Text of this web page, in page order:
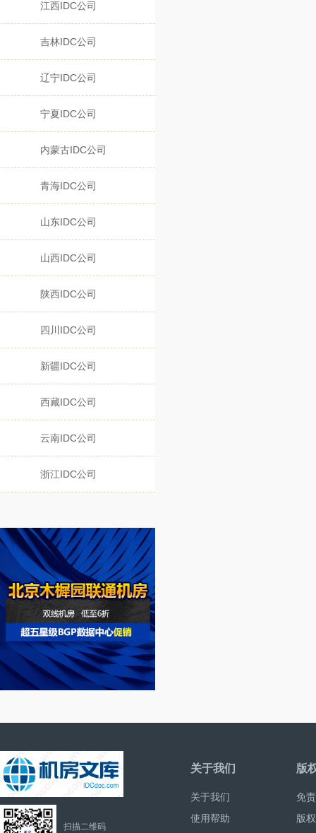
江西IDC公司
吉林IDC公司
辽宁IDC公司
宁夏IDC公司
内蒙古IDC公司
青海IDC公司
山东IDC公司
山西IDC公司
陕西IDC公司
四川IDC公司
新疆IDC公司
西藏IDC公司
云南IDC公司
浙江IDC公司
扫描二维码
关于我们
关于我们
使用帮助
版
免
版